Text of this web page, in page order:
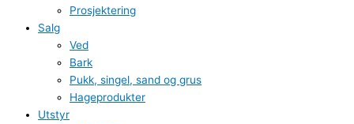
Prosjektering
Salg
Ved
Bark
Pukk, singel, sand og grus
Hageprodukter
Utstyr